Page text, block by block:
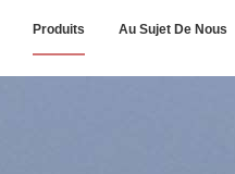
Produits Au Sujet De Nous